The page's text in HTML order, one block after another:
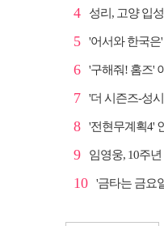
4
5
6
7
8
9
10